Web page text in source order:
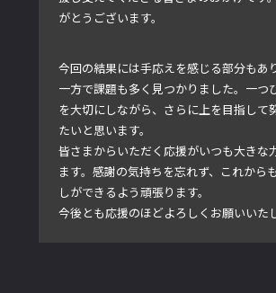
がとうございます。
今回の結果には手応えを感じる部分もあ
一方で課題も多く見つかりました。一つ
を大切にしながら、さらに上を目指して
たいと思います。
皆さまからいただく応援がいつも大きな
ます。感謝の気持ちを忘れず、これから
しができるよう頑張ります。
今後とも応援のほどよろしくお願いいたし